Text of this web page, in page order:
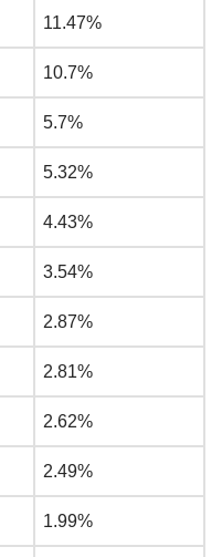
11.47%
10.7%
5.7%
5.32%
4.43%
3.54%
2.87%
2.81%
2.62%
2.49%
1.99%